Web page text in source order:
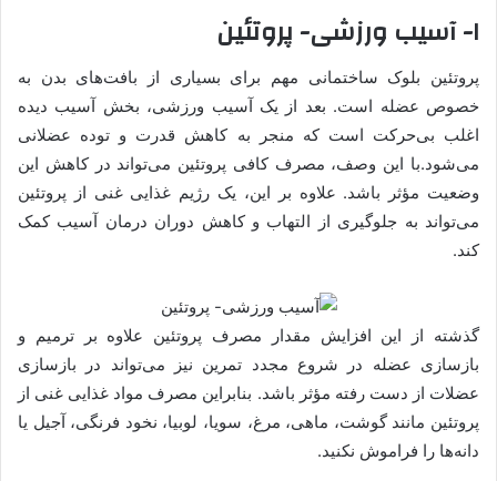
۱- آسیب ورزشی- پروتئین
پروتئین بلوک ساختمانی مهم برای بسیاری از بافت‌های بدن به
خصوص عضله است. بعد از یک آسیب ورزشی، بخش آسیب دیده
اغلب بی‌حرکت است که منجر به کاهش قدرت و توده عضلانی
می‌شود.با این وصف، مصرف کافی پروتئین می‌تواند در کاهش این
وضعیت مؤثر باشد. علاوه بر این، یک رژیم غذایی غنی از پروتئین
می‌تواند به جلوگیری از التهاب و کاهش دوران درمان آسیب کمک
کند.
گذشته از این افزایش مقدار مصرف پروتئین علاوه بر ترمیم و
بازسازی عضله در شروع مجدد تمرین نیز می‌تواند در بازسازی
عضلات از دست رفته مؤثر باشد. بنابراین مصرف مواد غذایی غنی از
پروتئین مانند گوشت، ماهی، مرغ، سویا، لوبیا، نخود فرنگی، آجیل یا
دانه‌ها را فراموش نکنید.